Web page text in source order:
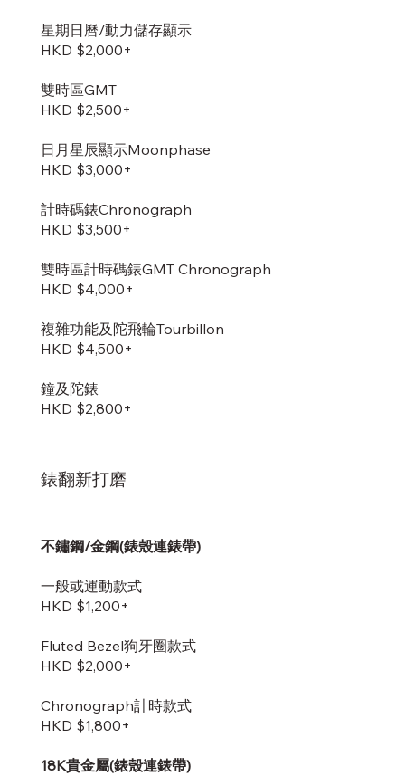
星期日曆/動力儲存顯示
HKD $2,000+
雙時區GMT
HKD $2,500+
日月星辰顯示Moonphase
HKD $3,000+
計時碼錶Chronograph
HKD $3,500+
雙時區計時碼錶GMT Chronograph
HKD $4,000+
複雜功能及陀飛輪Tourbillon
HKD $4,500+
鐘及陀錶
HKD $2,800+
錶翻新打磨
不鏽鋼/金鋼(錶殼連錶帶)
一般或運動款式
HKD $1,200+
Fluted Bezel狗牙圈款式
HKD $2,000+
Chronograph計時款式
HKD $1,800+
18K貴金屬(錶殼連錶帶)